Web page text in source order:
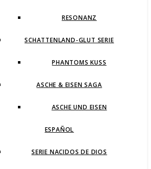
RESONANZ
SCHATTENLAND-GLUT SERIE
PHANTOMS KUSS
ASCHE & EISEN SAGA
ASCHE UND EISEN
ESPAÑOL
SERIE NACIDOS DE DIOS